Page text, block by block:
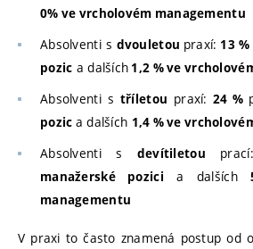
0% ve vrcholovém managementu
Absolventi s dvouletou praxí: 13 %
pozic a dalších 1,2 % ve
Absolventi s tříletou praxí: 24 %
pozic a dalších 1,4 % ve
Absolventi s devítiletou prací:
manažerské pozici a dalších
managementu
V praxi to často znamená postup od